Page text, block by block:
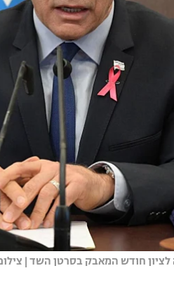
חודש המאבק בסרטן השד |